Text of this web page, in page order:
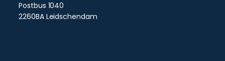
Postbus 1040
2260BA Leidschendam